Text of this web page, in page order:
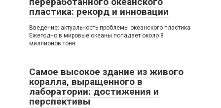
пластика: рекорд и инновации
Введение: актуальность проблемы океанского пластика
Ежегодно в мировые океаны попадает около 8
миллионов тонн
Самое высокое здание из живого
коралла, выращенного в
лаборатории: достижения и
перспективы